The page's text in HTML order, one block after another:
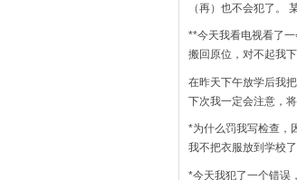
（再）也不会犯了。
**今天我看电视看了
搬回原位，对不起我
在昨天下午放学后我
下次我一定会注意，
*为什么罚我写检查，
我不把衣服放到学校了
*今天我犯了一个错误